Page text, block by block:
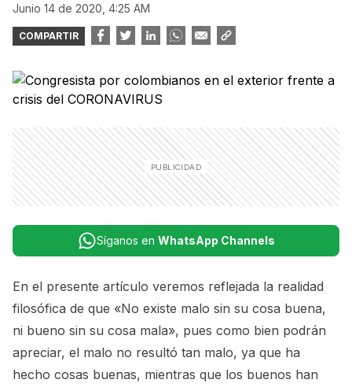
junio 14 de 2020, 4:25 AM
COMPARTIR
Síganos en WhatsApp Channels
En el presente artículo veremos reflejada la realidad
filosófica de que «No existe malo sin su cosa buena,
ni bueno sin su cosa mala», pues como bien podrán
apreciar, el malo no resultó tan malo, ya que ha
hecho cosas buenas, mientras que los buenos han